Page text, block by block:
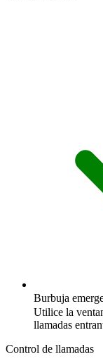
Burbuja
Utilice la
llamadas
Control de llamadas